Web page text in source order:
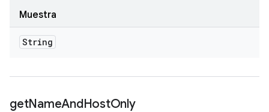
Muestra
String
getNameAndHostOnly